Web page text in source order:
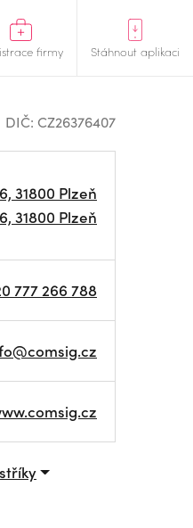
firmy Stáhnout aplikaci
DIČ: CZ26376407
31800 Plzeň
31800 Plzeň
777 266 788